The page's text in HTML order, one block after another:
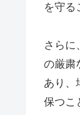
を守る
さらに
の厳粛
あり、
保つこ